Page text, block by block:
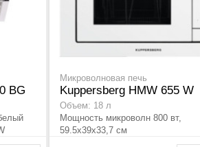
BG
Микроволновая печь
Kuppersberg HMW 655 W
Объем: 18 л
Мощность микроволн 800 вт,
59.5x39x33,7 см